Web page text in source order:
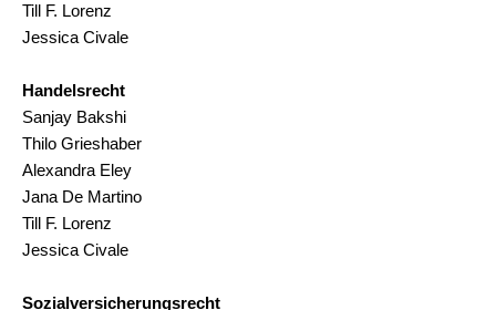
Till F. Lorenz
Jessica Civale
Handelsrecht
Sanjay Bakshi
Thilo Grieshaber
Alexandra Eley
Jana De Martino
Till F. Lorenz
Jessica Civale
Sozialversicherungsrecht